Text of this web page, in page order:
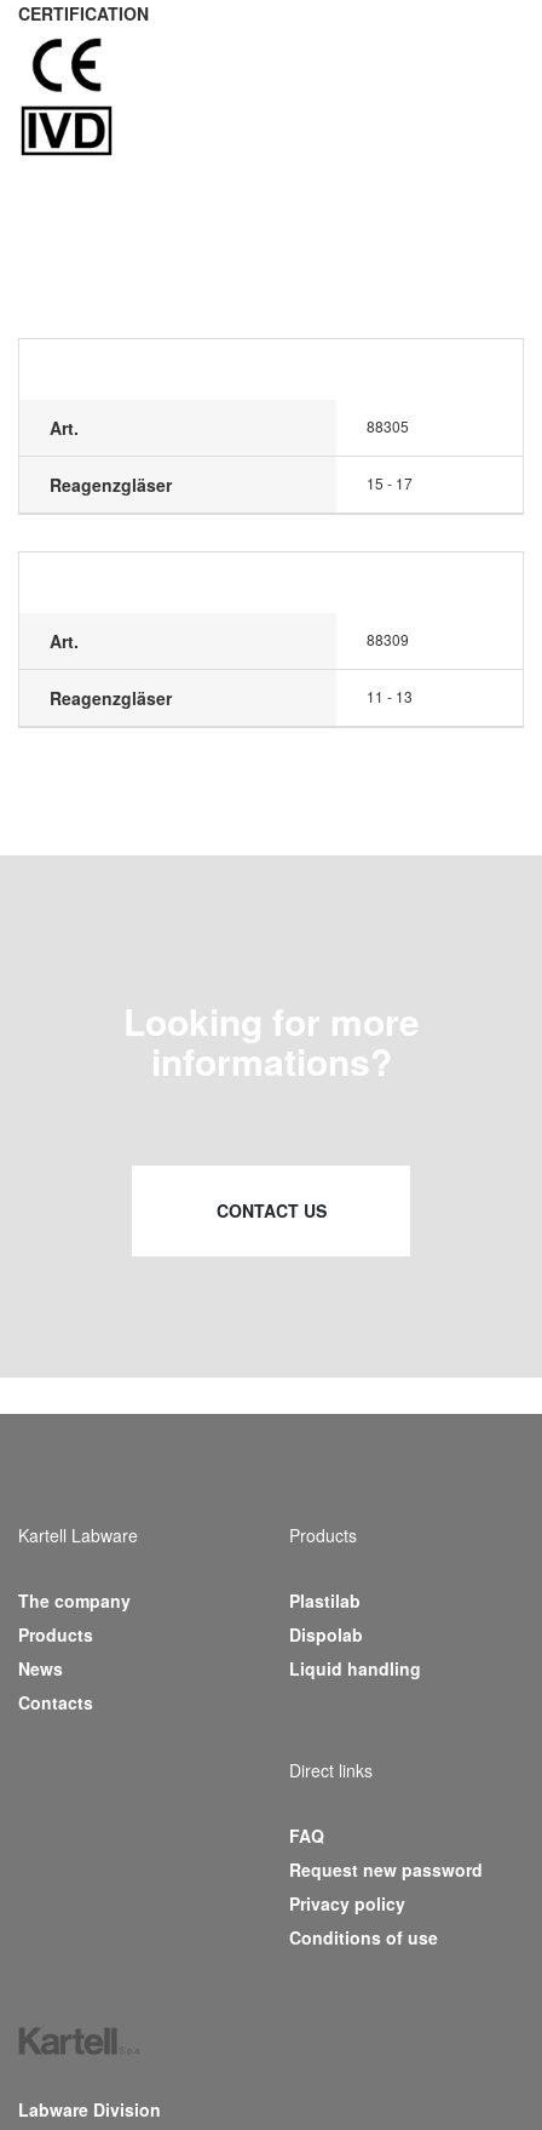
CERTIFICATION
Art. 88305
Reagenzgläser 15 - 17
Art. 88309
Reagenzgläser 11 - 13
Looking for more
informations?
CONTACT US
Kartell Labware
The company
Products(current)
News
Contacts
Products
Plastilab
Dispolab
Liquid handling
Direct links
FAQ
Request new password
Privacy policy
Conditions of use
Labware Division